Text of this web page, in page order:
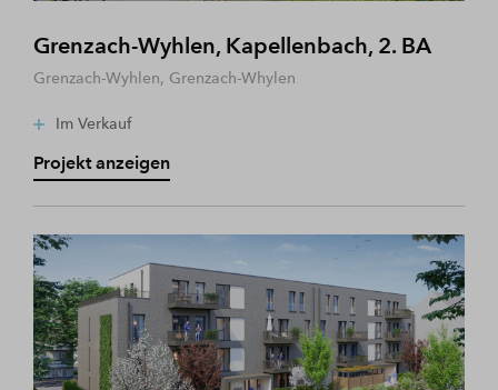
Grenzach-Wyhlen, Kapellenbach, 2. BA
Grenzach-Wyhlen, Grenzach-Whylen
Im Verkauf
Projekt anzeigen